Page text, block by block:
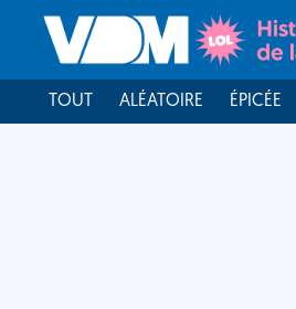
TOUT ALÉATOIRE ÉPICÉE